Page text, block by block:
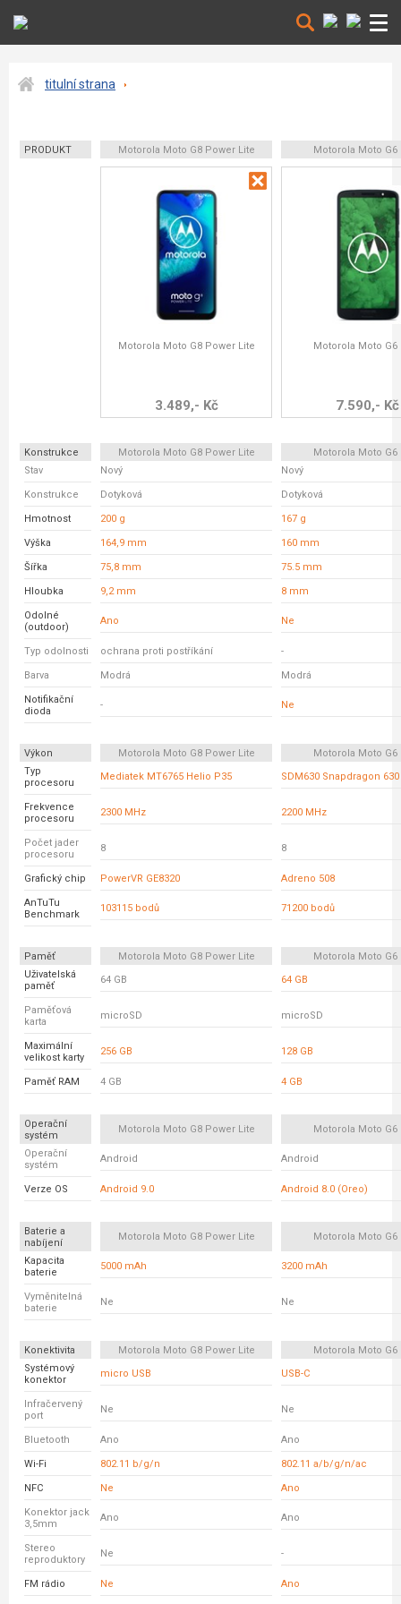
titulní strana
PRODUKT Motorola Moto G8 Power Lite Motorola Moto G6
Motorola Moto G8 Power Lite
3.489,- Kč
Motorola Moto G6
7.590,- Kč
Konstrukce Motorola Moto G8 Power Lite
Motorola Moto G6
Stav
Nový Nový
Konstrukce Dotyková Dotyková
Hmotnost 200 g 167 g
Výška 164,9 mm 160 mm
Šířka 75,8 mm 75.5 mm
Hloubka 9,2 mm 8 mm
Odolné
(outdoor)
Ano Ne
Typ odolnosti ochrana proti postříkání -
Barva Modrá Modrá
Notifikační
dioda
- Ne
Výkon Motorola Moto G8 Power Lite
Motorola Moto G6
Typ
procesoru
Mediatek MT6765 Helio P35 SDM630 Snapdragon 630
Frekvence
procesoru
2300 MHz 2200 MHz
Počet jader
procesoru
8 8
Grafický chip PowerVR GE8320 Adreno 508
AnTuTu
Benchmark
103115 bodů 71200 bodů
Paměť Motorola Moto G8 Power Lite
Motorola Moto G6
Uživatelská
paměť
64 GB 64 GB
Paměťová
karta
microSD microSD
Maximální
velikost karty
256 GB 128 GB
Paměť RAM 4 GB 4 GB
Operační
systém
Motorola Moto G8 Power Lite Motorola Moto G6
Operační
systém
Android Android
Verze OS Android 9.0 Android 8.0 (Oreo)
Baterie a
nabíjení
Motorola Moto G8 Power Lite Motorola Moto G6
Kapacita
baterie
5000 mAh 3200 mAh
Vyměnitelná
baterie
Ne Ne
Konektivita Motorola Moto G8 Power Lite
Motorola Moto G6
Systémový
konektor
micro USB USB-C
Infračervený
port
Ne Ne
Bluetooth Ano Ano
Wi-Fi 802.11 b/g/n 802.11 a/b/g/n/ac
NFC Ne Ano
Konektor jack
3,5mm
Ano Ano
Stereo
reproduktory
Ne -
FM rádio Ne Ano